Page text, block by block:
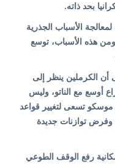
بحد ذاته.
الأسباب الجذرية
هذه الأسباب، توسع
أن الكرملين ينظر إلى
أوسع مع الناتو، وليس
تسعى لتغيير قواعد
وفرض توازنات جديدة
رفع الوقف الطوعي